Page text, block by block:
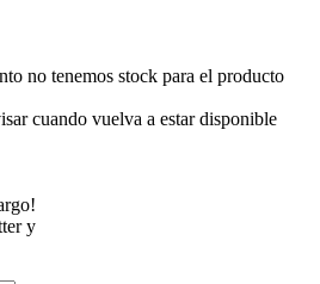
no tenemos stock para el producto
cuando vuelva a estar disponible
y